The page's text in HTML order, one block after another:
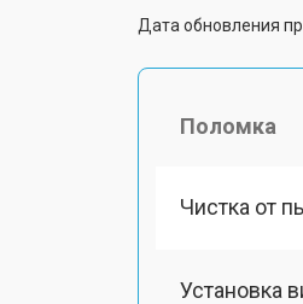
Дата обновления
Поломка
Чистка от
Установка